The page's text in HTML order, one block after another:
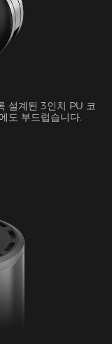
설계된 3인치 PU 코
도 부드럽습니다.